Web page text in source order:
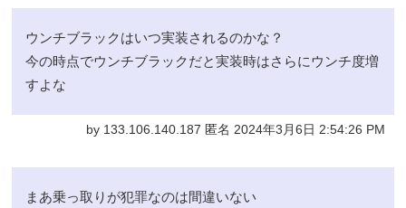
ウンチブラックはいつ実装されるのかな？
今の時点でウンチブラックだと実装時はさらにウンチ度増
すよな
by 133.106.140.187 匿名 2024年3月6日 2:54:26 PM
まあ乗っ取りが犯罪なのは間違いない